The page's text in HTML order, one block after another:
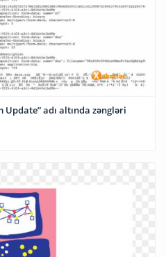
Update” adı altında zəngləri